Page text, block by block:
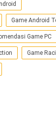
Game Android
Game PC
Game